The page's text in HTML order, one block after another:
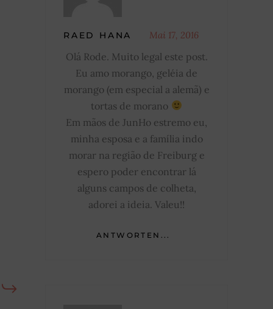
RAED HANA Mai 17, 2016
Olá Rode. Muito legal este post.
Eu amo morango, geléia de
morango (em especial a alemã) e
tortas de morano
Em mãos de JunHo estremo eu,
minha esposa e a família indo
morar na região de Freiburg e
espero poder encontrar lá
alguns campos de colheta,
adorei a ideia. Valeu!!
ANTWORTEN...